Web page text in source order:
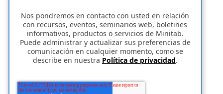
Nos pondremos en contacto con usted en relación
con recursos, eventos, seminarios web, boletines
informativos, productos o servicios de Minitab.
Puede administrar y actualizar sus preferencias de
comunicación en cualquier momento, como se
describe en nuestra Política de privacidad.